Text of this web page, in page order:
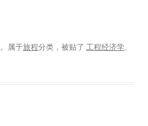
。属于旅程分类，被贴了 工程经济学、